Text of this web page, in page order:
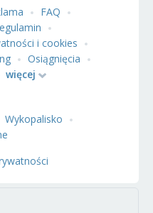
FAQ
i cookies
Osiągnięcia
więcej
Wykopalisko